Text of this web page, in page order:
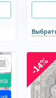
-14%